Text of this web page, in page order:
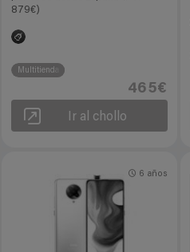
879€)
Multitienda
465€
Ir al chollo
6 años